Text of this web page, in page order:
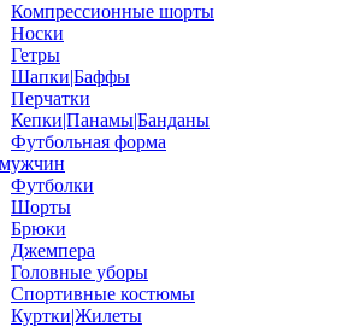
Компрессионные шорты
Носки
Гетры
Шапки|Баффы
Перчатки
Кепки|Панамы|Банданы
Футбольная форма
Футболки
Шорты
Брюки
Джемпера
Головные уборы
Спортивные костюмы
Куртки|Жилеты